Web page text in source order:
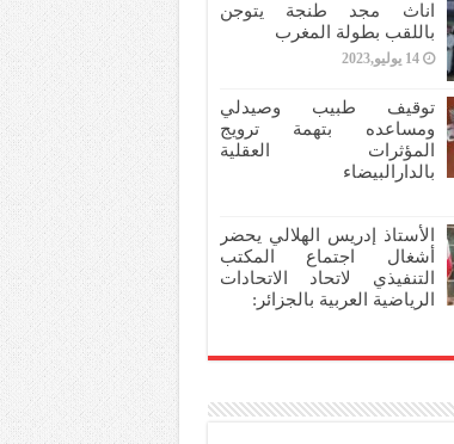
اناث مجد طنجة يتوجن
باللقب بطولة المغرب
14 يوليو,2023
توقيف طبيب وصيدلي
ومساعده بتهمة ترويج
المؤثرات العقلية
بالدارالبيضاء
الأستاذ إدريس الهلالي يحضر
أشغال اجتماع المكتب
التنفيذي لاتحاد الاتحادات
الرياضية العربية بالجزائر: